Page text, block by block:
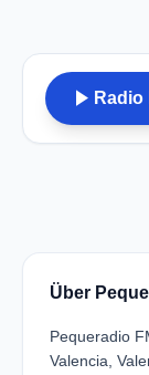
play_arrow Radio
Über
Pequeradio
Valencia,